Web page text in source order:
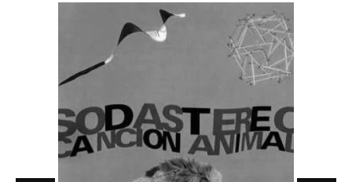
Gaby Ponchs
6:20 pm
07 de agosto de 1964. Se publica
en Estados Unidos, el single «I
Wish You...